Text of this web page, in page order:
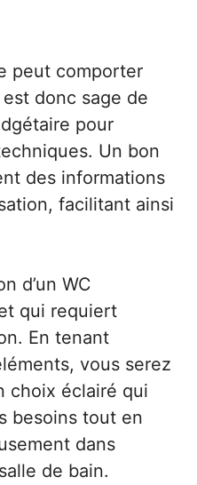
peut comporter
donc sage de
pour
Un bon
des informations
facilitant ainsi
d’un WC
qui requiert
En tenant
vous serez
choix éclairé qui
besoins tout en
dans
de bain.